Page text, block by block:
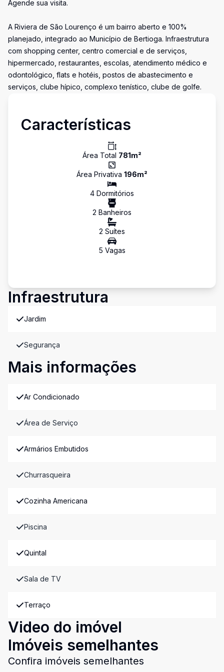
Agende sua visita.
A Riviera de São Lourenço é um bairro aberto e 100%
planejado, integrado ao Município de Bertioga. Infraestrutura
com shopping center, centro comercial e de serviços,
hipermercado, restaurantes, escolas, atendimento médico e
odontológico, flats e hotéis, postos de abastecimento e
serviços, clube hípico, complexo tenístico, clube de golfe.
Características
Área Total 781m²
Área Privativa 196m²
4 Dormitórios
2 Banheiros
2 Suítes
5 Vagas
Infraestrutura
Jardim
Segurança
Mais informações
Ar Condicionado
Área de Serviço
Armários Embutidos
Churrasqueira
Cozinha Americana
Piscina
Quintal
Sala de TV
Terraço
Video do imóvel
Imóveis semelhantes
Confira imóveis semelhantes